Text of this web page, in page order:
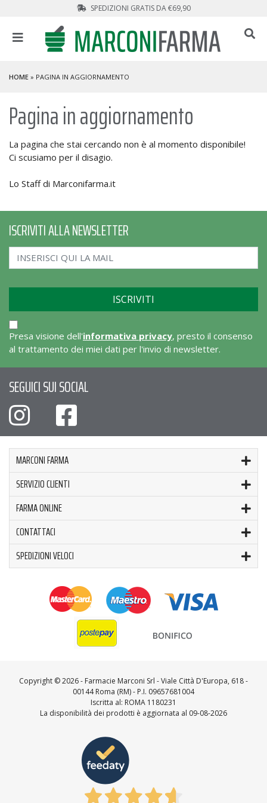
SPEDIZIONI GRATIS DA €69,90
HOME » PAGINA IN AGGIORNAMENTO
Pagina in aggiornamento
La pagina che stai cercando non è al momento disponibile!
Ci scusiamo per il disagio.
Lo Staff di Marconifarma.it
ISCRIVITI ALLA NEWSLETTER
Presa visione dell'informativa privacy, presto il consenso
al trattamento dei miei dati per l'invio di newsletter.
SEGUICI SUI SOCIAL
MARCONI FARMA
SERVIZIO CLIENTI
FARMA ONLINE
CONTATTACI
SPEDIZIONI VELOCI
Copyright ©2026 - Farmacie Marconi Srl - Viale Città D'Europa, 618 -
00144 Roma (RM) - P.I. 09657681004
Iscritta al: ROMA 1180231
La disponibilità dei prodotti è aggiornata al 09-08-2026